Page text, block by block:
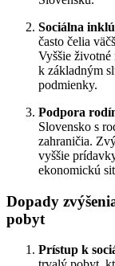
Sociálna
často čelia
Vyššie
k základným
podmienky.
Podpora
Slovensko s
zahraničia.
vyššie
ekonomickú
Dopady
pobyt
Prístup k